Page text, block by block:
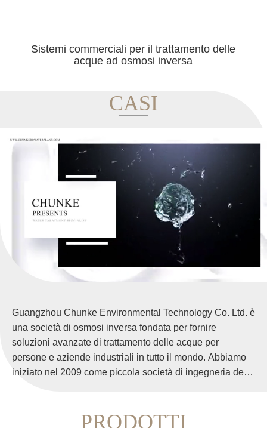
Sistemi commerciali per il trattamento delle
acque ad osmosi inversa
CASI
Guangzhou Chunke Environmental Technology Co. Ltd. è
una società di osmosi inversa fondata per fornire
soluzioni avanzate di trattamento delle acque per
persone e aziende industriali in tutto il mondo. Abbiamo
iniziato nel 2009 come piccola società di ingegneria del
per clienti stranieri, diventa produttore leader di mercato
PRODOTTI